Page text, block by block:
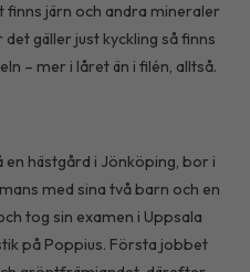
järn och andra mineraler
gäller just kyckling så finns
– mer i låret än i filén, alltså.
hästgård i Jönköping, bor i
med sina två barn och en
tog sin examen i Uppsala
på Poppius. Första jobbet